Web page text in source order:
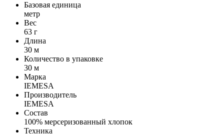
Базовая единица
метр
Вес
63 г
Длина
30 м
Количество в упаковке
30 м
Марка
IEMESA
Производитель
IEMESA
Состав
100% мерсеризованный хлопок
Техника